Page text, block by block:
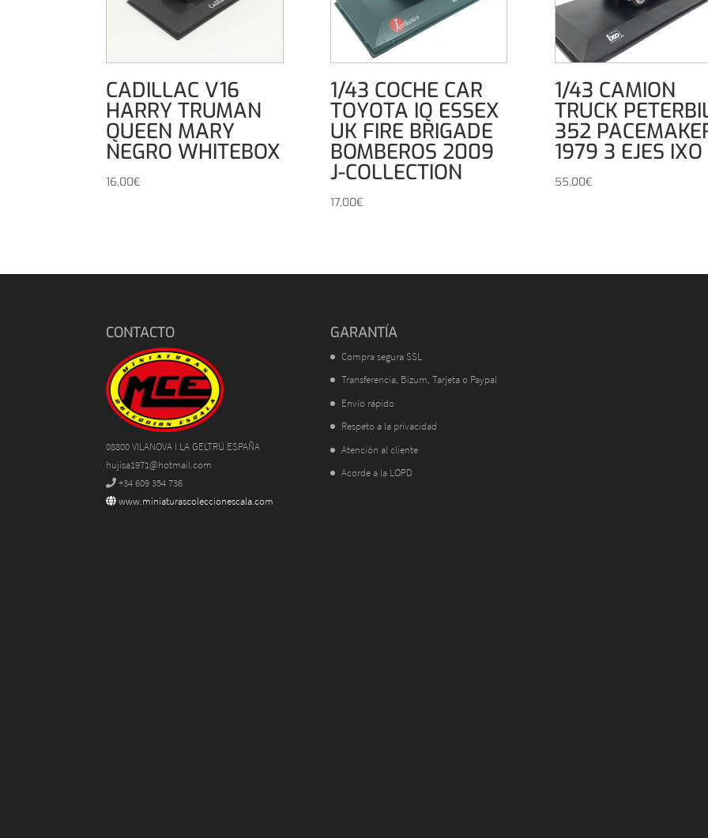
CADILLAC V16
HARRY TRUMAN
QUEEN MARY
NEGRO WHITEBOX
16,00€
1/43 COCHE CAR
TOYOTA IQ ESSEX
UK FIRE BRIGADE
BOMBEROS 2009
J-COLLECTION
17,00€
1/43 CAMION
TRUCK
352
1979 3 EJES IXO
55,00€
CONTACTO
08800 VILANOVA I LA GELTRÚ ESPAÑA
hujisa1971@hotmail.com
+34 609 354 736
www.miniaturascoleccionescala.com
GARANTÍA
Compra segura SSL
Transferencia, Bizum, Tarjeta o Paypal
Envío rápido
Respeto a la privacidad
Atención al cliente
Acorde a la LOPD